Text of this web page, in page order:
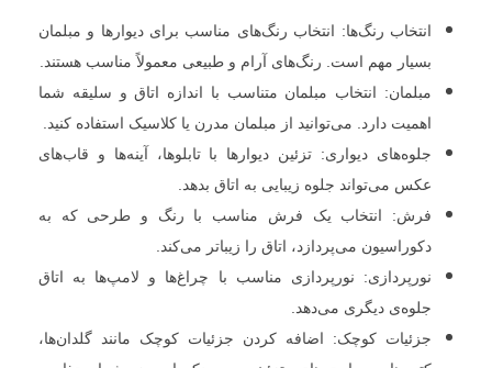
انتخاب رنگ‌ها: انتخاب رنگ‌های مناسب برای دیوارها و مبلمان
بسیار مهم است. رنگ‌های آرام و طبیعی معمولاً مناسب هستند.
مبلمان: انتخاب مبلمان متناسب با اندازه اتاق و سلیقه شما
اهمیت دارد. می‌توانید از مبلمان مدرن یا کلاسیک استفاده کنید.
جلوه‌های دیواری: تزئین دیوارها با تابلوها، آینه‌ها و قاب‌های
عکس می‌تواند جلوه زیبایی به اتاق بدهد.
فرش: انتخاب یک فرش مناسب با رنگ و طرحی که به
دکوراسیون می‌پردازد، اتاق را زیباتر می‌کند.
نورپردازی: نورپردازی مناسب با چراغ‌ها و لامپ‌ها به اتاق
جلوه‌ی دیگری می‌دهد.
جزئیات کوچک: اضافه کردن جزئیات کوچک مانند گلدان‌ها،